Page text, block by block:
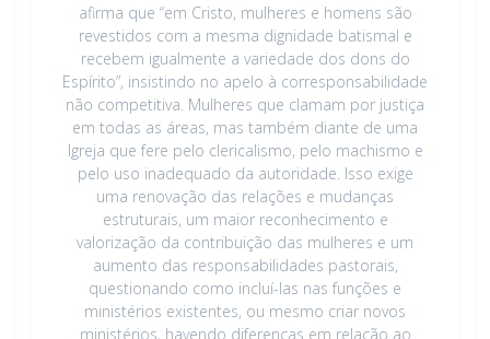
afirma que “em Cristo, mulheres e homens são
revestidos com a mesma dignidade batismal e
recebem igualmente a variedade dos dons do
Espírito”, insistindo no apelo à corresponsabilidade
não competitiva. Mulheres que clamam por justiça
em todas as áreas, mas também diante de uma
Igreja que fere pelo clericalismo, pelo machismo e
pelo uso inadequado da autoridade. Isso exige
uma renovação das relações e mudanças
estruturais, um maior reconhecimento e
valorização da contribuição das mulheres e um
aumento das responsabilidades pastorais,
questionando como incluí-las nas funções e
ministérios existentes, ou mesmo criar novos
ministérios, havendo diferenças em relação ao